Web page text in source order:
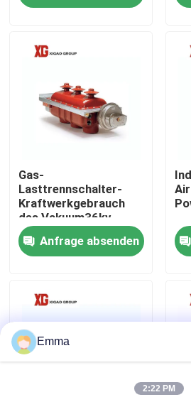
Über uns
Fabrik-Ausflug
Qualitätskontrolle
Treten Sie mit uns in
Fordern Sie ein Zitat
Luft-Lasttrennschalter
Lasttrennschalter SF6
Netzverteilungs-Schaltanlage
Gas-
Lasttrennschalter-
Kraftwerkgebrauch
des Vakuum36kv
40.5kV Sf6
Anfrage absenden
Emma
2:22 PM